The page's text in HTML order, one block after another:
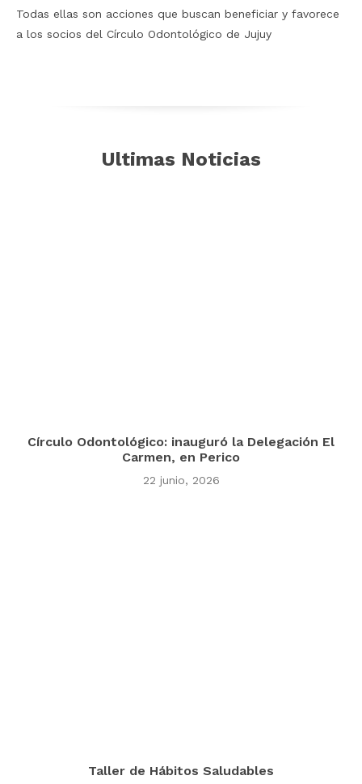
Todas ellas son acciones que buscan beneficiar y favorece
a los socios del Círculo Odontológico de Jujuy
Ultimas Noticias
Círculo Odontológico: inauguró la Delegación El
Carmen, en Perico
22 junio, 2026
Taller de Hábitos Saludables